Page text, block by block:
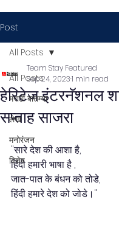
Post
All Posts
मराठी बातम्या
लेख
मनोरंजन
विशेष
All Posts
हेरिटेज इंटरनॅशनल
सप्ताह साजरा
Team Stay Featured
Sep 24, 20231 min read
"सारे देश की आशा है,
हिंदी हमारी भाषा है ,
जात-पात के बंधन को तोडे,
हिंदी हमारे देश को जोडे।"